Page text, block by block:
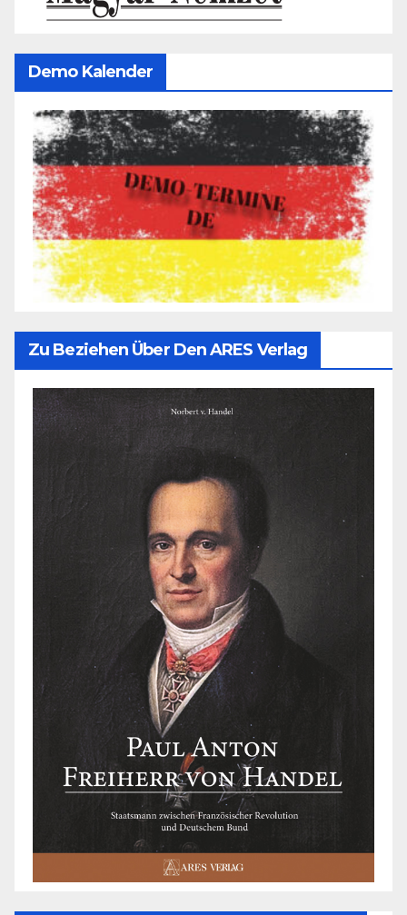
Demo Kalender
Zu Beziehen Über Den ARES Verlag